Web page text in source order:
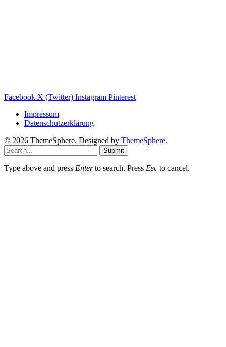
Facebook X (Twitter) Instagram Pinterest
Impressum
Datenschutzerklärung
© 2026 ThemeSphere. Designed by ThemeSphere.
Submit
Type above and press Enterto search. Press Esc to cancel.